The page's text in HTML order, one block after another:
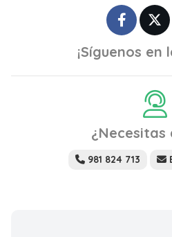
¡Síguenos en
¿Necesitas
981 824 713